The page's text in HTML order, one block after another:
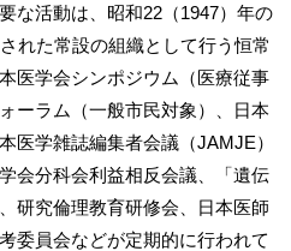
な活動は、昭和22（1947）年の
れた常設の組織として行う恒常
医学会シンポジウム（医療従事
ーラム（一般市民対象）、日本
医学雑誌編集者会議（JAMJE）
会分科会利益相反会議、「遺伝
研究倫理教育研修会、日本医師
委員会などが定期的に行われて